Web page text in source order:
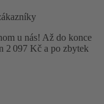
u nás! Až do konce
2 097 Kč a po zbytek